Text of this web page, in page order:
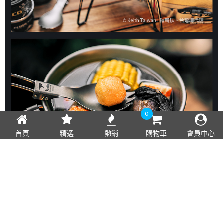
首頁 精選 熱銷
0
購物車 會員中心